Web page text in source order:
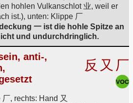
hohlen Vulkanschlot 业, weil er
ist.), unten: Klippe 厂
一 ist die hohle Spitze an
und undurchdringlich.
anti-,
反 又 厂
, rechts: Hand 又